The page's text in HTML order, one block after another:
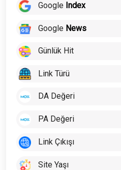
Google Index
Google News
Günlük Hit
Link Türü
DA Değeri
PA Değeri
Link Çıkışı
Site Yaşı